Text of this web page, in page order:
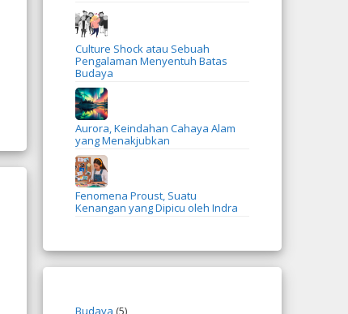
Culture Shock atau Sebuah
Pengalaman Menyentuh Batas
Budaya
Aurora, Keindahan Cahaya Alam
yang Menakjubkan
Fenomena Proust, Suatu
Kenangan yang Dipicu oleh Indra
Budaya (5)